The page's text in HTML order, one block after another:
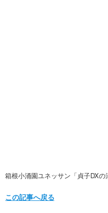
箱根小涌園ユネッサン「貞子DX
この記事へ戻る